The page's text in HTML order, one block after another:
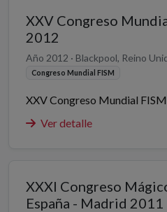
XXV Congreso
2012
Año 2012 · Blackpool, Reino
Congreso Mundial FISM
XXV Congreso Mundial
Ver detalle
XXXI Congreso
España - Madrid 2011